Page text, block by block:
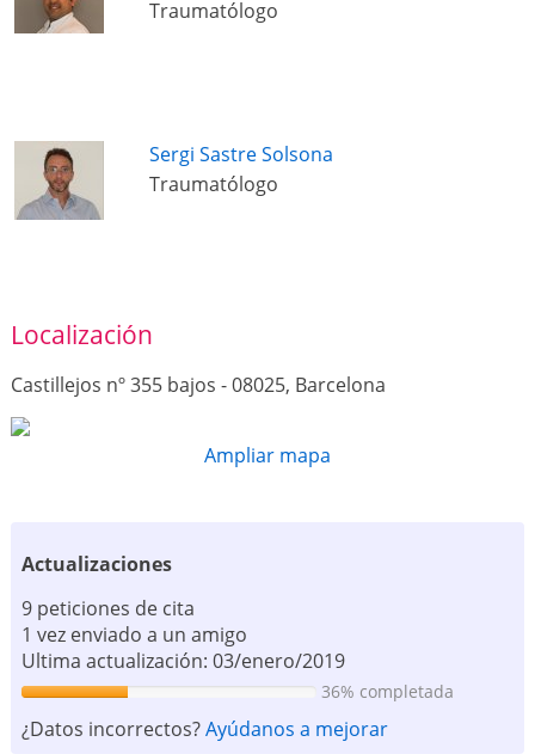
Traumatólogo
Sergi Sastre Solsona
Traumatólogo
Localización
Castillejos nº 355 bajos - 08025, Barcelona
Ampliar mapa
Actualizaciones
9 peticiones de cita
1 vez enviado a un amigo
Ultima actualización: 03/enero/2019
36% completada
¿Datos incorrectos?Ayúdanos a mejorar